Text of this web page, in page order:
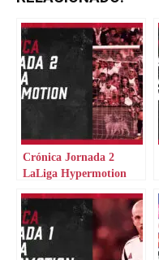
Crónica Jornada 2
LaLiga Hypermotion